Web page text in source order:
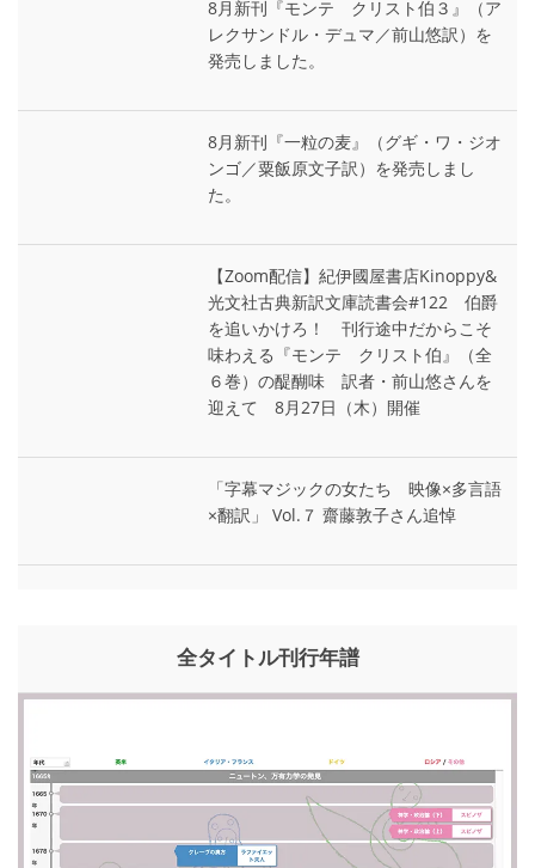
8月新刊『モンテ゠クリスト伯３』（ア
レクサンドル・デュマ／前山悠訳）を
発売しました。
8月新刊『一粒の麦』（グギ・ワ・ジオ
ンゴ／粟飯原文子訳）を発売しまし
た。
【Zoom配信】紀伊國屋書店Kinoppy&
光文社古典新訳文庫読書会#122 伯爵
を追いかけろ！ 刊行途中だからこそ
味わえる『モンテ゠クリスト伯』（全
６巻）の醍醐味 訳者・前山悠さんを
迎えて 8月27日（木）開催
「字幕マジックの女たち 映像×多言語
×翻訳」 Vol.７ 齋藤敦子さん追悼
全タイトル刊行年譜